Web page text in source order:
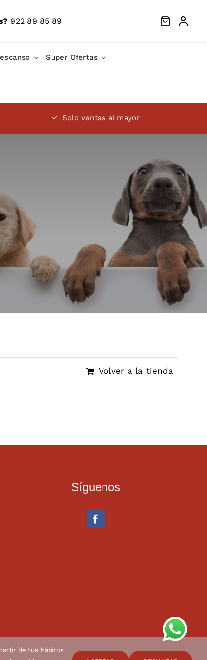
922 89 85 89
Super Ofertas
Solo ventas al mayor
Volver a la tienda
Síguenos
de tus hábitos